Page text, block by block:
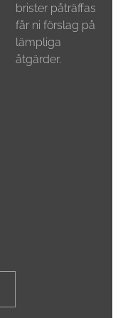
brister påträffas
får ni förslag på
lämpliga
åtgärder.